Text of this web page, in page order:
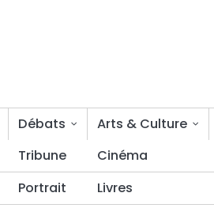
Débats
Tribune
Portrait
Arts & Culture
Cinéma
Livres
contre l’aéroport